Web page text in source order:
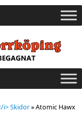
i> Skidor»Atomic Hawx